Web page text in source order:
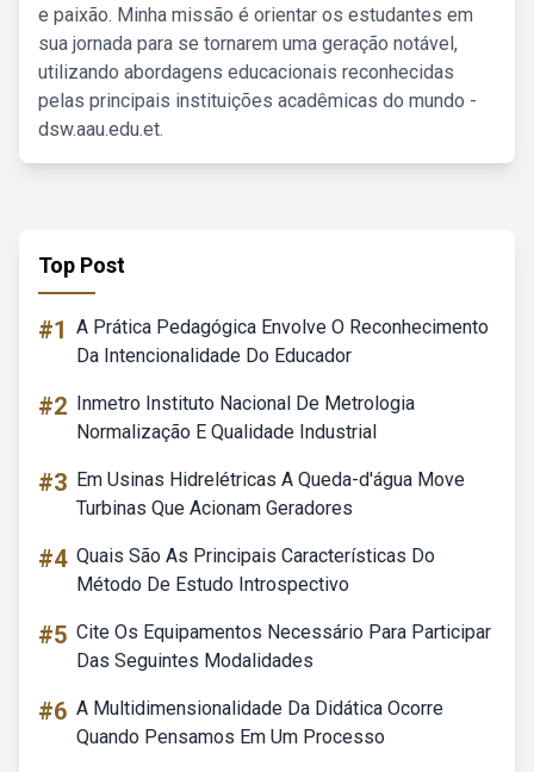
e paixão. Minha missão é orientar os estudantes em
sua jornada para se tornarem uma geração notável,
utilizando abordagens educacionais reconhecidas
pelas principais instituições acadêmicas do mundo -
dsw.aau.edu.et.
Top Post
#1 A Prática Pedagógica Envolve O Reconhecimento
Da Intencionalidade Do Educador
#2 Inmetro Instituto Nacional De Metrologia
Normalização E Qualidade Industrial
#3 Em Usinas Hidrelétricas A Queda-d'água Move
Turbinas Que Acionam Geradores
#4 Quais São As Principais Características Do
Método De Estudo Introspectivo
#5 Cite Os Equipamentos Necessário Para Participar
Das Seguintes Modalidades
#6 A Multidimensionalidade Da Didática Ocorre
Quando Pensamos Em Um Processo